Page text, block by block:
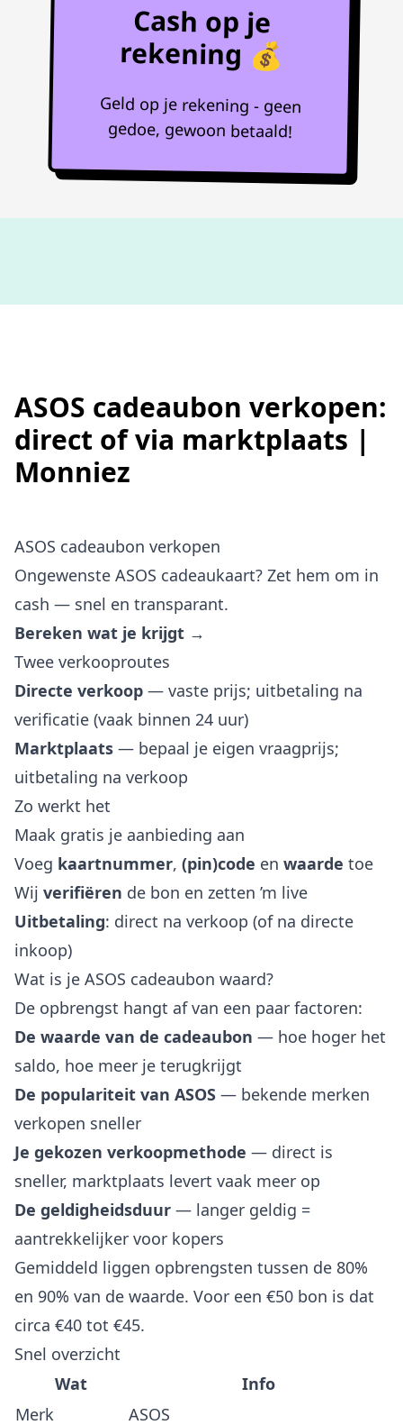
Cash op je
rekening 💰
Geld op je rekening - geen
gedoe, gewoon betaald!
ASOS cadeaubon verkopen:
direct of via marktplaats |
Monniez
ASOS cadeaubon verkopen
Ongewenste ASOS cadeaukaart? Zet hem om in
cash — snel en transparant.
Bereken wat je krijgt →
Twee verkooproutes
Directe verkoop — vaste prijs; uitbetaling na
verificatie (vaak binnen 24 uur)
Marktplaats — bepaal je eigen vraagprijs;
uitbetaling na verkoop
Zo werkt het
Maak gratis je aanbieding aan
Voeg kaartnummer, (pin)code en waarde toe
Wij verifiëren de bon en zetten ’m live
Uitbetaling: direct na verkoop (of na directe
inkoop)
Wat is je ASOS cadeaubon waard?
De opbrengst hangt af van een paar factoren:
De waarde van de cadeaubon — hoe hoger het
saldo, hoe meer je terugkrijgt
De populariteit van ASOS — bekende merken
verkopen sneller
Je gekozen verkoopmethode — direct is
sneller, marktplaats levert vaak meer op
De geldigheidsduur — langer geldig =
aantrekkelijker voor kopers
Gemiddeld liggen opbrengsten tussen de 80%
en 90% van de waarde. Voor een €50 bon is dat
circa €40 tot €45.
Snel overzicht
Wat
Info
Merk
ASOS